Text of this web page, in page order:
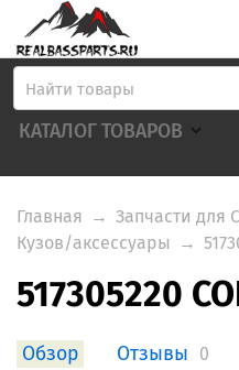
КАТАЛОГ ТОВАРОВ
Главная → Запчасти для
Кузов/аксессуары
→
517305220
Обзор Отзывы 0